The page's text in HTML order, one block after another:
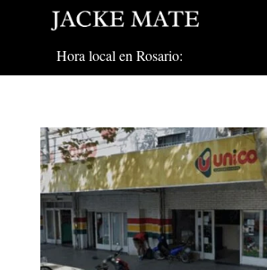
Hora local en Rosario: